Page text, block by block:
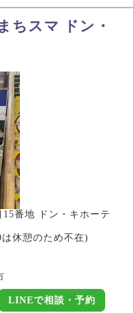
ちスマ ドン・
番地 ドン・キホーテ
休憩のため不在)
LINEで相談・予約